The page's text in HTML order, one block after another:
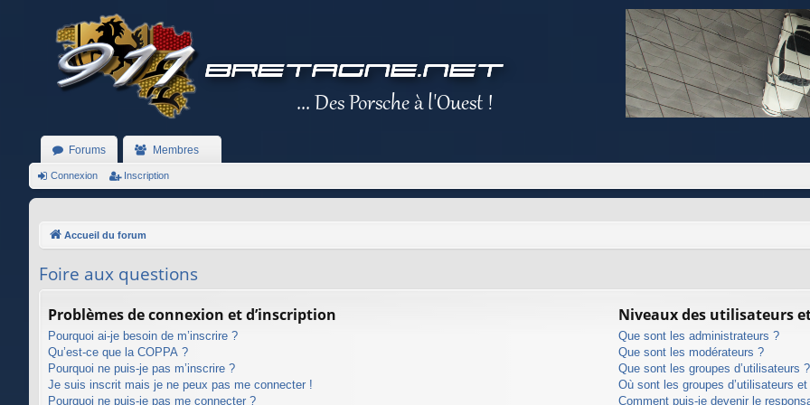
Forums Membres
Connexion Inscription
Accueil du forum
Foire aux questions
Problèmes de connexion et d’inscription
Pourquoi ai-je besoin de m’inscrire ?
Qu’est-ce que la COPPA ?
Pourquoi ne puis-je pas m’inscrire ?
Je suis inscrit mais je ne peux pas me connecter !
Pourquoi ne puis-je pas me connecter ?
Niveaux des utilisateurs
Que sont les administrateurs ?
Que sont les modérateurs ?
Que sont les groupes d’utilisateurs ?
Où sont les groupes d’utilisateurs
Comment puis-je devenir le